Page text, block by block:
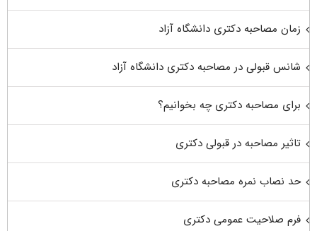
زمان مصاحبه دکتری دانشگاه آزاد
شانس قبولی در مصاحبه دکتری دانشگاه آزاد
برای مصاحبه دکتری چه بخوانیم؟
تاثیر مصاحبه در قبولی دکتری
حد نصاب نمره مصاحبه دکتری
فرم صلاحیت عمومی دکتری